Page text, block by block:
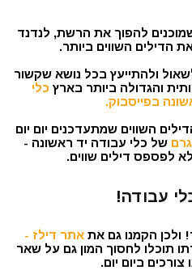
להפוך את הרשת, לנדנד
הדילים השווים ביותר.
ולהתייעץ בכל נושא שקשור
והגדולה ביותר בארץ כלי
בפייסבוק.
השווים שמתעדכנים יום יום
של כלי עבודה יד ראשונה -
לפספס דילים שווים.
עבודה!
ולכן הקמנו גם אתאתר דילז -
תוכלו לחסוך המון גם על שאר
ביום יום.